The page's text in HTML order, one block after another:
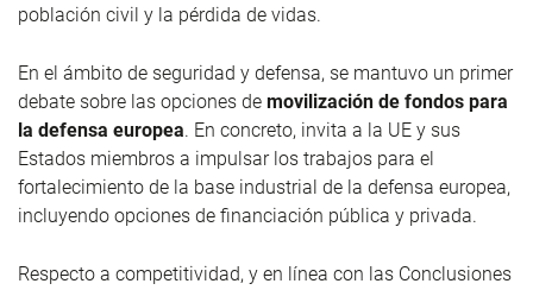
población civil y la pérdida de vidas.
En el ámbito de seguridad y defensa, se mantuvo un primer
debate sobre las opciones de movilización de fondos para
la defensa europea. En concreto, invita a la UE y sus
Estados miembros a impulsar los trabajos para el
fortalecimiento de la base industrial de la defensa europea,
incluyendo opciones de financiación pública y privada.
Respecto a competitividad, y en línea con las Conclusiones